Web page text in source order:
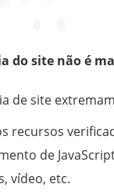
do site não é
de site
recursos
de
vídeo, etc.